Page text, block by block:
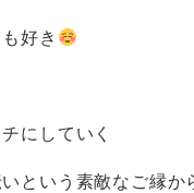
好き
にしていく
という素敵なご縁か